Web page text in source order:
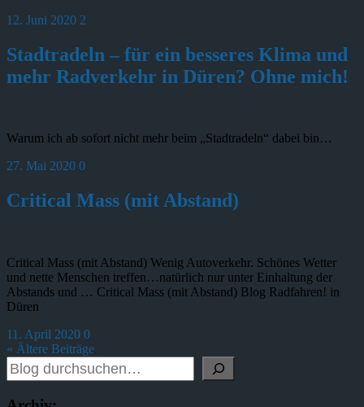
12. Juni 2020 2
Stadtradeln – für ein besseres Klima und
mehr Radverkehr in Düren? Ohne mich!
Warum ich ab sofort nicht mehr beim „Stadtradeln“ dabei bin…
27. Mai 2020 0
Critical Mass (mit Abstand)
Critical Mass (mit Abstand) Wenig Autoverkehr. Schönes Wetter
und nette Menschen treffen…natürlich nur unter Einhaltung der
Abstands und … Critical Mass (mit Abstand) Blog Radfahren! in
Düren
11. April 2020 0
« Ältere Beiträge